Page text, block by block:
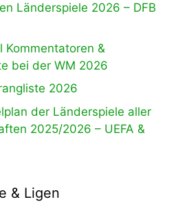
Länderspiele 2026 – DFB
Kommentatoren &
bei der WM 2026
2026
der Länderspiele aller
2025/2026 – UEFA &
& Ligen